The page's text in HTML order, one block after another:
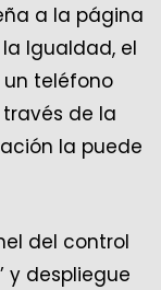
a la página
Igualdad, el
teléfono
de la
la puede
del control
y despliegue